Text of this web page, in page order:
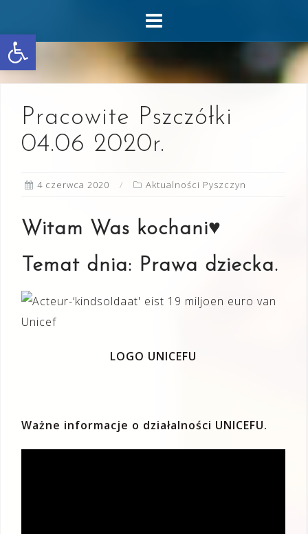
Otwórz pasek narzędzi
content
Pracowite Pszczółki
04.06 2020r.
4 czerwca 2020 Aktualności Pyszczyn
Witam Was kochani♥
Temat dnia: Prawa dziecka.
LOGO UNICEFU
Ważne informacje o działalności UNICEFU.